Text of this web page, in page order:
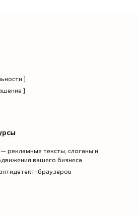
]
]
рекламные тексты, слоганы и
вашего бизнеса
браузеров